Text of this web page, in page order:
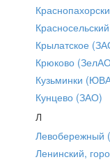
Крылатское
Крюково
Кузьминки
Кунцево (ЗАО)
Л
Ленинский,